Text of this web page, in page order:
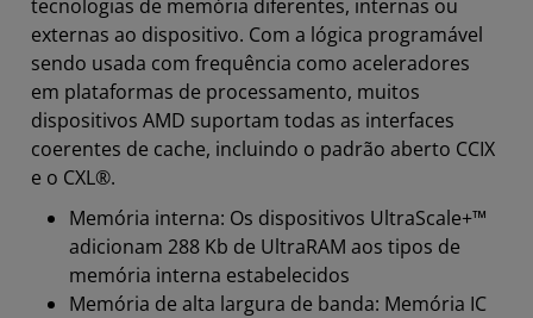
Ferramentas
Recursos
tecnologias de memória diferentes, internas ou
externas ao dispositivo. Com a lógica programável
sendo usada com frequência como aceleradores
em plataformas de processamento, muitos
dispositivos AMD suportam todas as interfaces
coerentes de cache, incluindo o padrão aberto CCIX
e o CXL®.
Memória interna: Os dispositivos UltraScale+™
adicionam 288 Kb de UltraRAM aos tipos de
memória interna estabelecidos
Memória de alta largura de banda: Memória IC